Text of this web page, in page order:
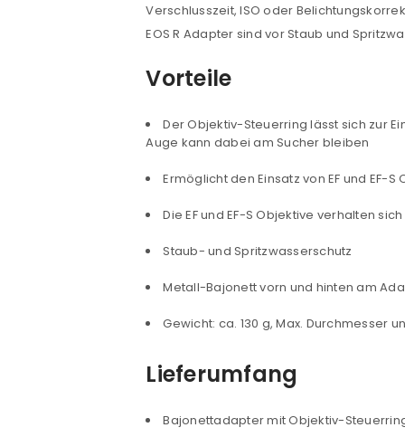
Verschlusszeit, ISO oder
EOS R Adapter sind vor Staub und
Vorteile
Der Objektiv-Steuerring lässt sich zur
Auge kann dabei am Sucher bleiben
Ermöglicht den Einsatz von EF und EF-
Die EF und EF-S Objektive verhalten
Staub- und Spritzwasserschutz
Metall-Bajonett vorn und hinten am
Gewicht: ca. 130 g, Max. Durchmesser
Lieferumfang
Bajonettadapter mit Objektiv-Steuerring